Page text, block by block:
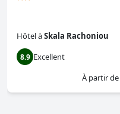
HôtelàSkala Rachoniou
8.9 Excellent
À partir de